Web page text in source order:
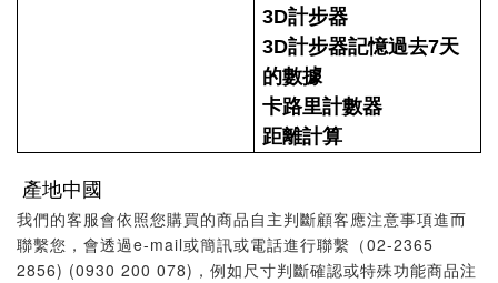
3D計步器
3D計步器記憶過去7天
的數據
卡路里計數器
距離計算
產地中國
我們的客服會依照您購買的商品自主判斷顧客應注意事項進而
聯繫您，會透過e-mail或簡訊或電話進行聯繫（02-2365
2856) (0930 200 078)，例如尺寸判斷確認或特殊功能商品注